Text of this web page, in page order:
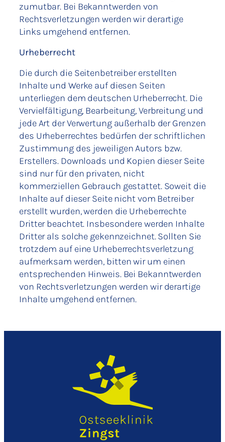
zumutbar. Bei Bekanntwerden von
Rechtsverletzungen werden wir derartige
Links umgehend entfernen.
Urheberrecht
Die durch die Seitenbetreiber erstellten
Inhalte und Werke auf diesen Seiten
unterliegen dem deutschen Urheberrecht. Die
Vervielfältigung, Bearbeitung, Verbreitung und
jede Art der Verwertung außerhalb der Grenzen
des Urheberrechtes bedürfen der schriftlichen
Zustimmung des jeweiligen Autors bzw.
Erstellers. Downloads und Kopien dieser Seite
sind nur für den privaten, nicht
kommerziellen Gebrauch gestattet. Soweit die
Inhalte auf dieser Seite nicht vom Betreiber
erstellt wurden, werden die Urheberrechte
Dritter beachtet. Insbesondere werden Inhalte
Dritter als solche gekennzeichnet. Sollten Sie
trotzdem auf eine Urheberrechtsverletzung
aufmerksam werden, bitten wir um einen
entsprechenden Hinweis. Bei Bekanntwerden
von Rechtsverletzungen werden wir derartige
Inhalte umgehend entfernen.